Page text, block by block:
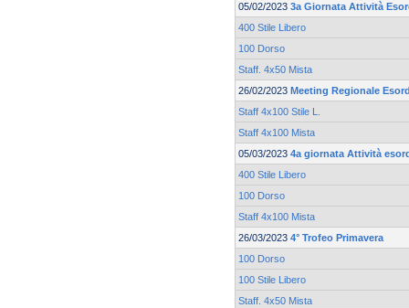
05/02/2023 3a Giornata Attività
400 Stile Libero
100 Dorso
Staff. 4x50 Mista
26/02/2023 Meeting Regionale
Staff 4x100 Stile L.
Staff 4x100 Mista
05/03/2023 4a giornata Attività
400 Stile Libero
100 Dorso
Staff 4x100 Mista
26/03/2023 4° Trofeo Primavera
100 Dorso
100 Stile Libero
Staff. 4x50 Mista